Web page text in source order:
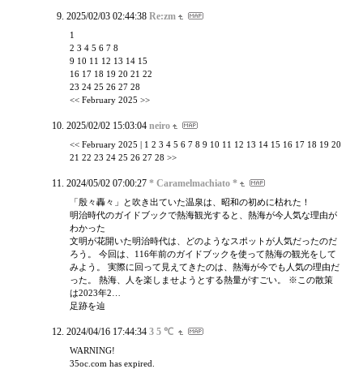
2025/02/03 02:44:38 Re:zm
1
2 3 4 5 6 7 8
9 10 11 12 13 14 15
16 17 18 19 20 21 22
23 24 25 26 27 28
<< February 2025 >>
2025/02/02 15:03:04 neiro
<< February 2025 | 1 2 3 4 5 6 7 8 9 10 11 12 13 14 15 16 17 18 19 20
21 22 23 24 25 26 27 28 >>
2024/05/02 07:00:27 * Caramelmachiato *
「殷々轟々」と吹き出ていた温泉は、昭和の初めに枯れた！
明治時代のガイドブックで熱海観光すると、熱海が今人気な理由が
わかった
文明が花開いた明治時代は、どのようなスポットが人気だったのだ
ろう。 今回は、116年前のガイドブックを使って熱海の観光をして
みよう。 実際に回って見えてきたのは、熱海が今でも人気の理由だ
った。 熱海、人を楽しませようとする熱量がすごい。 ※この散策
は2023年2…
足跡を辿
2024/04/16 17:44:34 3 5 ℃
WARNING!
35oc.com has expired.